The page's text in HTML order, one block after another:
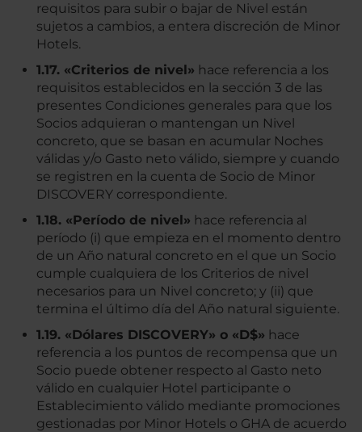
requisitos para subir o bajar de Nivel están
sujetos a cambios, a entera discreción de Minor
Hotels.
1.17. «Criterios de nivel» hace referencia a los
requisitos establecidos en la sección 3 de las
presentes Condiciones generales para que los
Socios adquieran o mantengan un Nivel
concreto, que se basan en acumular Noches
válidas y/o Gasto neto válido, siempre y cuando
se registren en la cuenta de Socio de Minor
DISCOVERY correspondiente.
1.18. «Período de nivel» hace referencia al
período (i) que empieza en el momento dentro
de un Año natural concreto en el que un Socio
cumple cualquiera de los Criterios de nivel
necesarios para un Nivel concreto; y (ii) que
termina el último día del Año natural siguiente.
1.19. «Dólares DISCOVERY» o «D$» hace
referencia a los puntos de recompensa que un
Socio puede obtener respecto al Gasto neto
válido en cualquier Hotel participante o
Establecimiento válido mediante promociones
gestionadas por Minor Hotels o GHA de acuerdo